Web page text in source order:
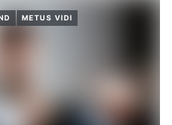
METUS VIDI